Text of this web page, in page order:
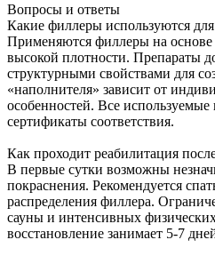
Вопросы и ответы
Какие филлеры используются
Применяются филлеры на
высокой плотности. Препараты
структурными свойствами для
«наполнителя» зависит от
особенностей. Все
сертификаты соответствия.
Как проходит реабилитация
В первые сутки возможны
покраснения. Рекомендуется
распределения филлера.
сауны и интенсивных
восстановление занимает 5-7